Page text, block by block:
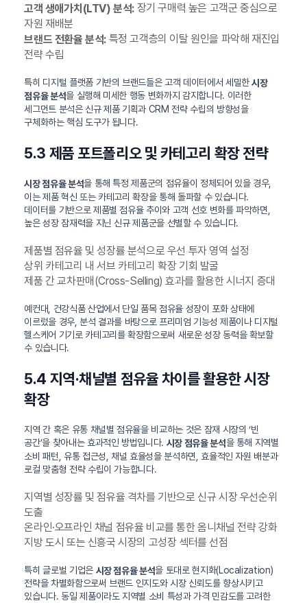
고객 생애가치(LTV) 분석:장기 구매력 높은 고객군 중심으로
자원 재배분
브랜드 전환율 분석:특정 고객층의 이탈 원인을 파악해 재진입
전략 수립
특히 디지털 플랫폼 기반의 브랜드들은 고객 데이터에서 세밀한시장
점유율 분석을 실행해 미세한 행동 변화까지 감지합니다. 이러한
세그먼트 분석은 신규 제품 기획과 CRM 전략 수립의 방향성을
구체화하는 핵심 도구가 됩니다.
5.3 제품 포트폴리오 및 카테고리 확장 전략
시장 점유율 분석을 통해 특정 제품군의 점유율이 정체되어 있을 경우,
이는 제품 혁신 또는 카테고리 확장을 통해 돌파할 수 있습니다.
데이터를 기반으로 제품별 점유율 추이와 고객 선호 변화를 파악하면,
높은 성장 잠재력을 지닌 신규 제품군을 선별할 수 있습니다.
제품별 점유율 및 성장률 분석으로 우선 투자 영역 설정
상위 카테고리 내 서브 카테고리 확장 기회 발굴
제품 간 교차판매(Cross-Selling) 효과를 활용한 시너지 증대
예컨대, 건강식품 산업에서 단일 품목 점유율 성장이 포화 상태에
이르렀을 경우, 분석 결과를 바탕으로 프리미엄 기능성 제품이나 디지털
헬스케어 기기로 카테고리를 확장함으로써 새로운 성장 동력을 확보할
수 있습니다.
5.4 지역·채널별 점유율 차이를 활용한 시장
확장
지역 간 혹은 유통 채널별 점유율을 비교하는 것은 잠재 시장의 ‘빈
공간’을 찾아내는 효과적인 방법입니다. 시장 점유율 분석을 통해 지역별
소비 패턴, 유통 접근성, 채널 효율성을 분석하면, 효율적인 자원 배분과
로컬 맞춤형 전략 수립이 가능합니다.
지역별 성장률 및 점유율 격차를 기반으로 신규 시장 우선순위
도출
온라인·오프라인 채널 점유율 비교를 통한 옴니채널 전략 강화
지방 도시 또는 신흥국 시장의 고성장 섹터를 선점
특히 글로벌 기업은 시장 점유율 분석을 토대로 현지화(Localization)
전략을 차별화함으로써 브랜드 인지도와 시장 신뢰도를 향상시키고
있습니다. 동일 제품이라도 지역별 소비 특성과 가격 민감도를 고려한